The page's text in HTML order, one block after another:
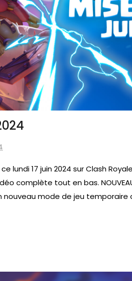
lundi 17 juin 2024 sur Clash
complète tout en bas. NOUVEAU
nouveau mode de jeu